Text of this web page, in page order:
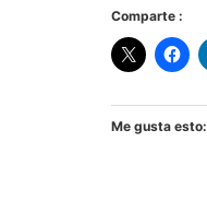
Comparte :
Me gusta esto: